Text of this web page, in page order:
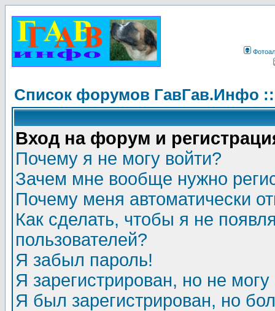
Список форумов ГавГав.Инфо
Вход на форум и
Почему я не могу войти?
Зачем мне вообще нужно
Почему меня автоматически
Как сделать, чтобы я не
пользователей?
Я забыл пароль!
Я зарегистрирован, но не могу
Я был зарегистрирован, но